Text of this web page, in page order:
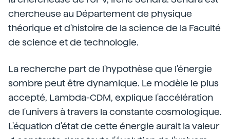
chercheuse au Département de physique
théorique et d'histoire de la science de la Faculté
de science et de technologie.
La recherche part de l'hypothèse que l'énergie
sombre peut être dynamique. Le modèle le plus
accepté, Lambda-CDM, explique l'accélération
de l'univers à travers la constante cosmologique.
L'équation d'état de cette énergie aurait la valeur